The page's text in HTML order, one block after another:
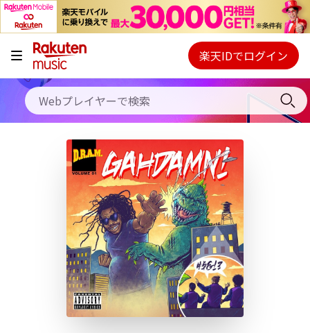
キャンペーン
料金プラン
使い方
初回30日間無料お試し
Webプレイヤー
ご契約内容の確認・変更
楽天IDでログイン